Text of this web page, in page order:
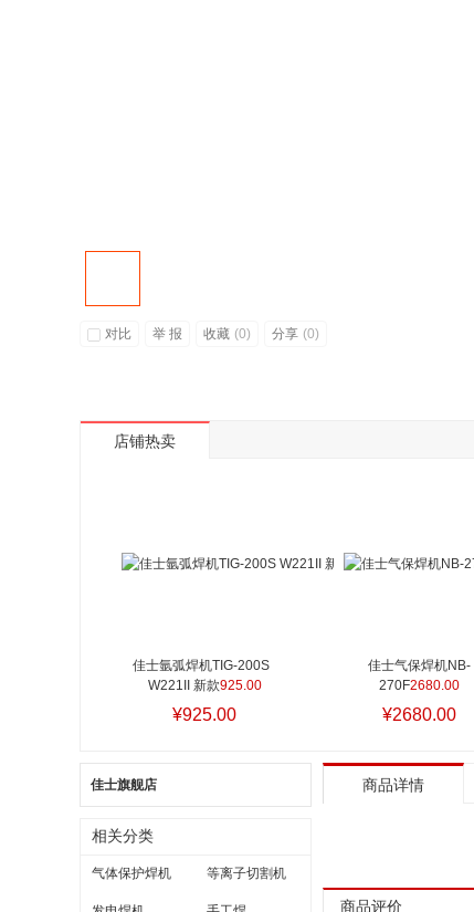
对比 举 报 收藏 (0) 分享 (0)
店铺热卖
佳士氩弧焊机TIG-200S
W221II 新款925.00
¥925.00
佳士气保焊机NB-
270F2680.00
¥2680.00
商品详情
商品评价
佳士旗舰店
相关分类
气体保护焊机 等离子切割机